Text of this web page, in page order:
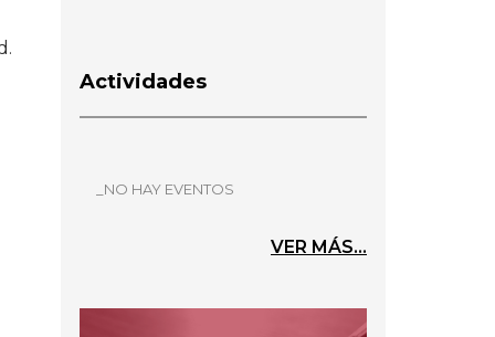
Actividades
_NO HAY EVENTOS
VER MÁS...